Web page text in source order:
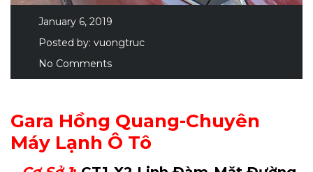
January 6, 2019
Posted by: vuongtruc
No Comments
Gara Hồng Quang-Chuyên
Máy Lạnh Ô Tô